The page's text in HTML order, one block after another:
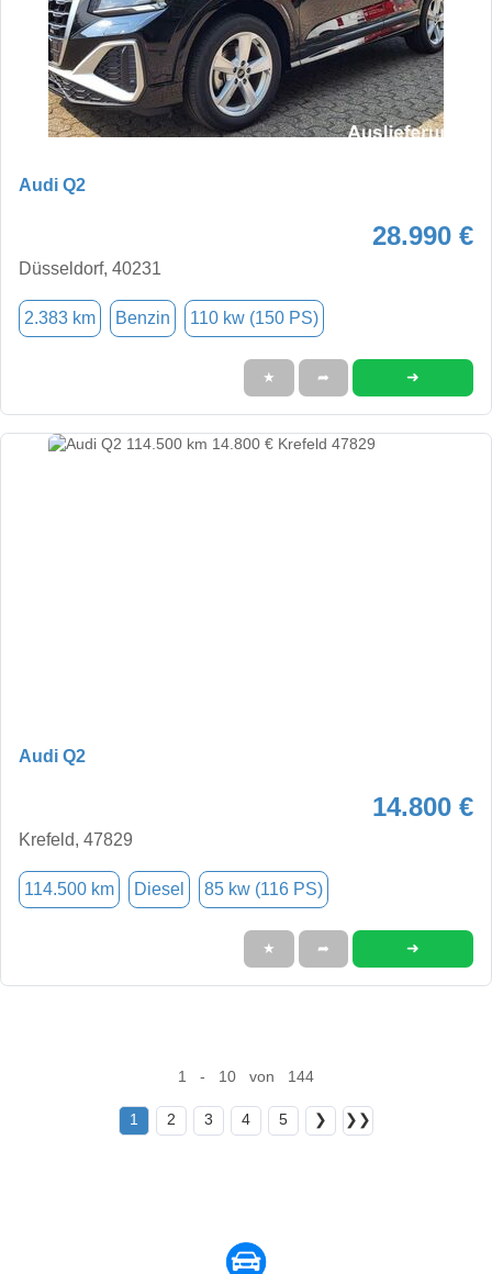
Audi Q2
28.990 €
Düsseldorf, 40231
2.383 km Benzin 110 kw (150 PS)
★ ➦ ➜
Audi Q2
14.800 €
Krefeld, 47829
114.500 km Diesel 85 kw (116 PS)
★ ➦ ➜
1 - 10 von 144
1 2 3 4 5 ❯ ❯❯